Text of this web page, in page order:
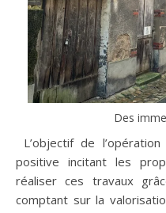
Des
L’objectif de
positive incitant les
réaliser ces travaux
comptant sur la